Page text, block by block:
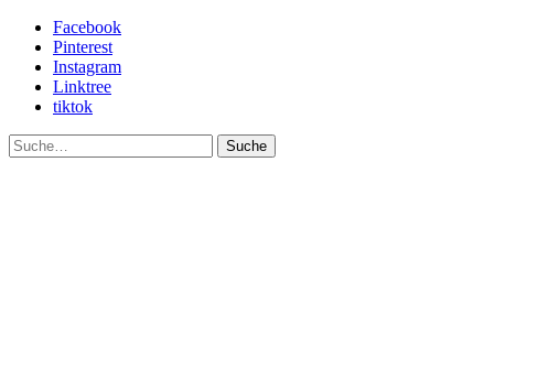
Facebook
Pinterest
Instagram
Linktree
tiktok
Suche